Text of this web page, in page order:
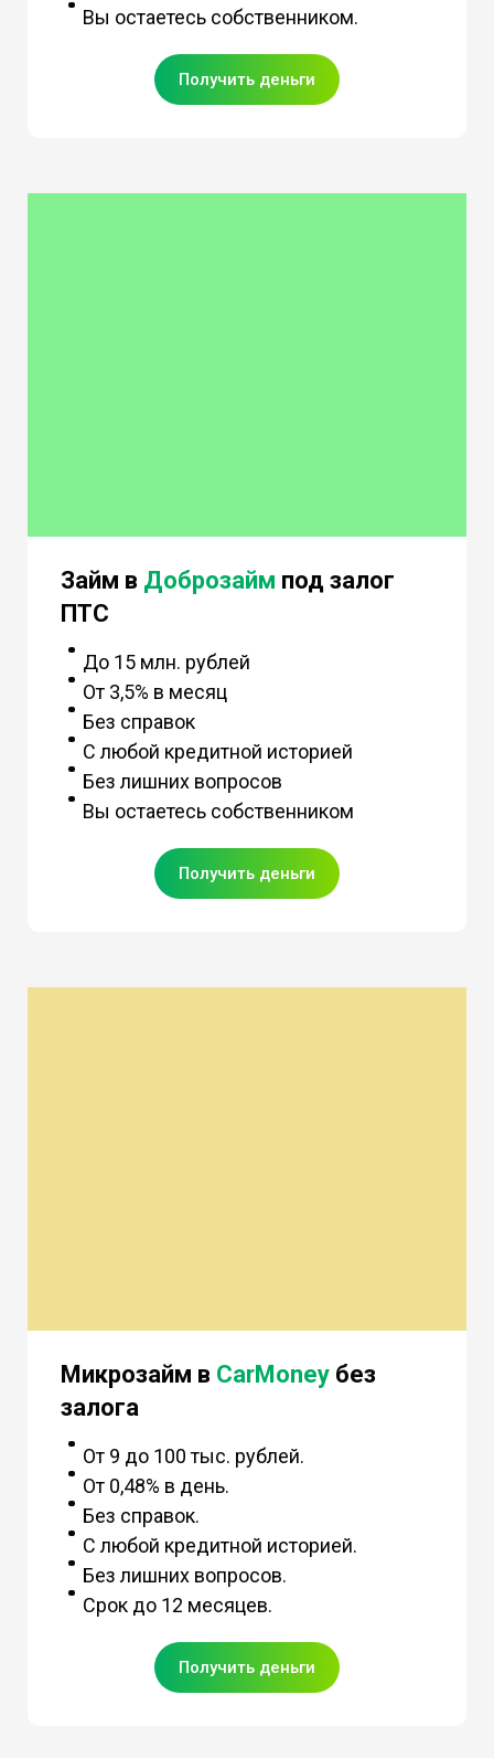
Вы остаетесь собственником.
Получить деньги
Займ в Доброзайм под залог
ПТС
До 15 млн. рублей
От 3,5% в месяц
Без справок
С любой кредитной историей
Без лишних вопросов
Вы остаетесь собственником
Получить деньги
Микрозайм в CarMoney без
залога
От 9 до 100 тыс. рублей.
От 0,48% в день.
Без справок.
С любой кредитной историей.
Без лишних вопросов.
Срок до 12 месяцев.
Получить деньги